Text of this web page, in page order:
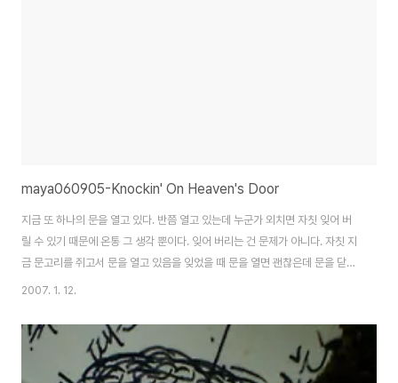
maya060905-Knockin' On Heaven's Door
지금 또 하나의 문을 열고 있다. 반쯤 열고 있는데 누군가 외치면 자칫 잊어 버
릴 수 있기 때문에 온통 그 생각 뿐이다. 잊어 버리는 건 문제가 아니다. 자칫 지
금 문고리를 쥐고서 문을 열고 있음을 잊었을 때 문을 열면 괜찮은데 문을 닫고
있음으로 착각해 문을 닫아 버리면? 결코 한번도 그 문을 열지 못할 것이 아닌
그래 지금을 잊지 않는 것이 중요하다. 잊어버리고 난 후엔 문제가 심각해진다.
지금 잊지 않고 그것을 꼭 잡고서 문을 열어야 한다. 문을 여는 것이 중요하다.
열고 나서 그 안을 둘러 보고 나서 다시 문을 열고 다시 이 자리로 돌아 오는 것
2007. 1. 12.